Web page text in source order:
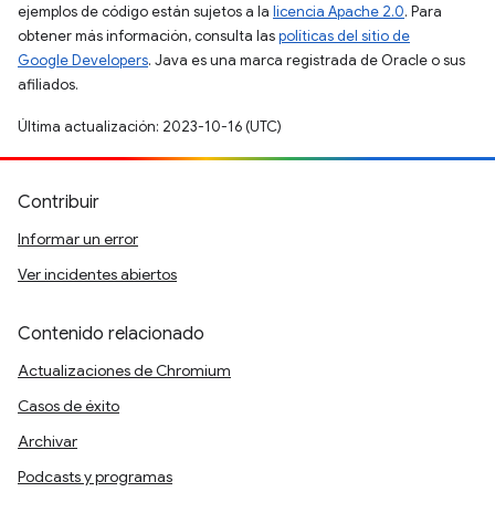
ejemplos de código están sujetos a la licencia Apache 2.0. Para
obtener más información, consulta laspolíticas del sitio de
Google Developers. Java es una marca registrada de Oracle o sus
afiliados.
Última actualización: 2023-10-16 (UTC)
Contribuir
Informar un error
Ver incidentes abiertos
Contenido relacionado
Actualizaciones de Chromium
Casos de éxito
Archivar
Podcasts y programas